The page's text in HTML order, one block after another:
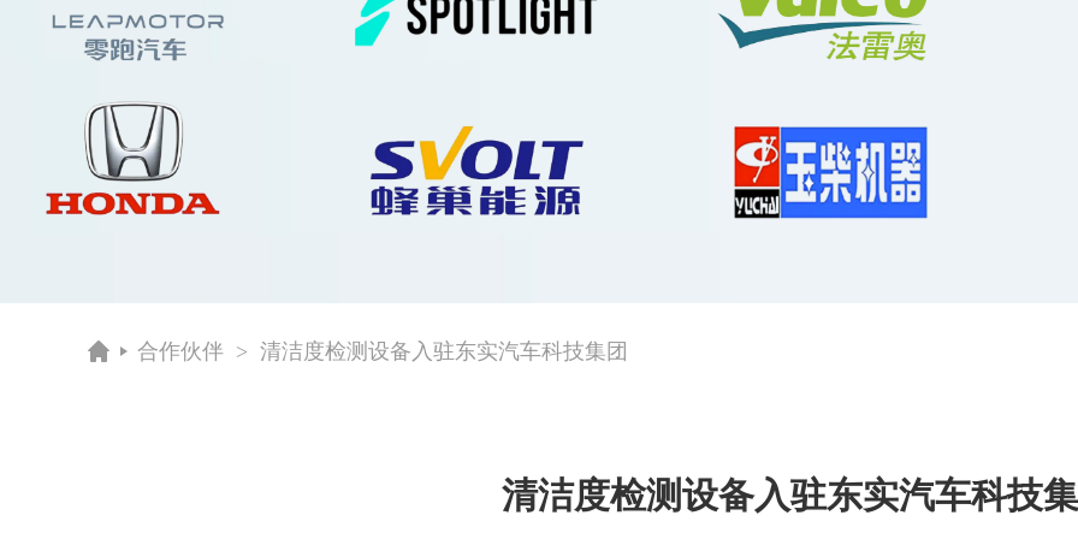
合作伙伴 > 清洁度检测设备入驻东实汽车科技集团
清洁度检测设备入驻东实汽车科技